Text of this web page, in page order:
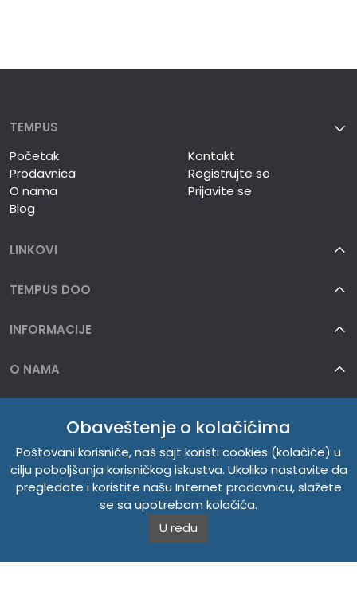
TEMPUS
Početak
Prodavnica
O nama
Blog
Kontakt
Registrujte se
Prijavite se
LINKOVI
TEMPUS DOO
INFORMACIJE
O NAMA
Obaveštenje o kolačićima
Poštovani korisniče, naš sajt koristi cookies (kolačiće) u
cilju poboljšanja korisničkog iskustva. Ukoliko nastavite da
pregledate i koristite našu Internet prodavnicu, slažete
se sa upotrebom kolačića.
U redu